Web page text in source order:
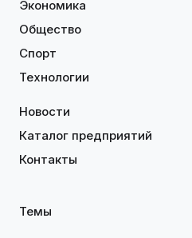
Экономика
Общество
Спорт
Технологии
Новости
Каталог предприятий
Контакты
Темы